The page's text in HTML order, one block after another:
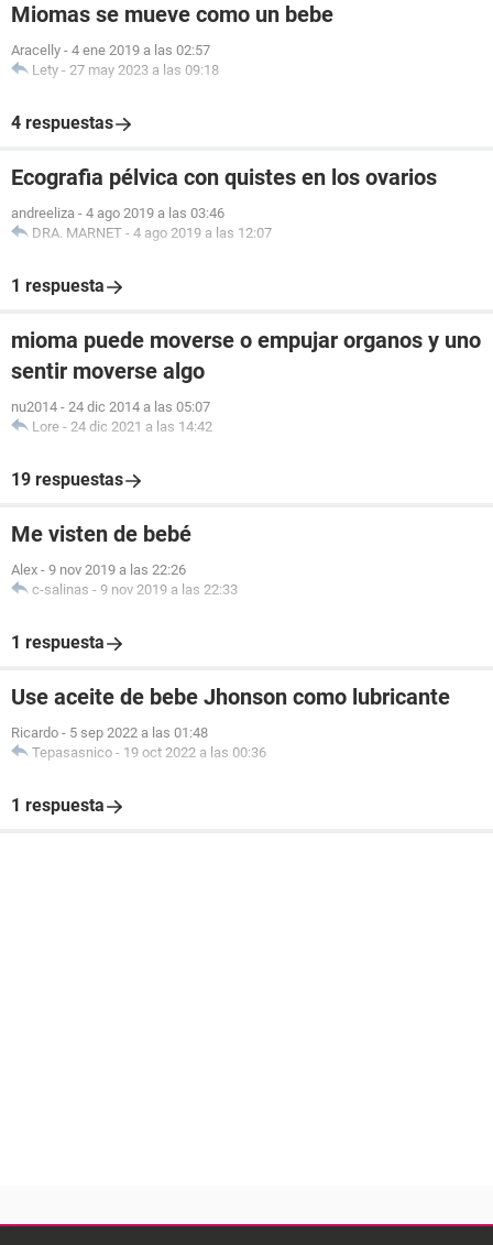
Miomas se mueve como un bebe
Aracelly - 4 ene 2019 a las 02:57
Lety - 27 may 2023 a las 09:18
4 respuestas
Ecografia pélvica con quistes en los ovarios
andreeliza - 4 ago 2019 a las 03:46
DRA. MARNET - 4 ago 2019 a las 12:07
1 respuesta
mioma puede moverse o empujar organos y uno
sentir moverse algo
nu2014 - 24 dic 2014 a las 05:07
Lore - 24 dic 2021 a las 14:42
19 respuestas
Me visten de bebé
Alex - 9 nov 2019 a las 22:26
c-salinas - 9 nov 2019 a las 22:33
1 respuesta
Use aceite de bebe Jhonson como lubricante
Ricardo - 5 sep 2022 a las 01:48
Tepasasnico - 19 oct 2022 a las 00:36
1 respuesta